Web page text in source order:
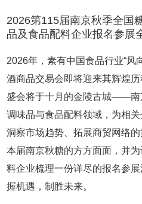
2026第115届南京秋季全国
品及食品配料企业报名参展
2026年，素有中国食品行业“风
酒商品交易会即将迎来其辉煌
盛会将于十月的金陵古城——南
调味品与食品配料领域，为相关
洞察市场趋势、拓展商贸网络
本届南京秋糖的方方面面，并
料企业梳理一份详尽的报名参
握机遇，制胜未来。